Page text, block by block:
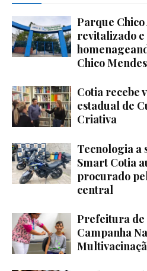
Parque
revitalizado
Chico Mendes
Cotia recebe
estadual de
Criativa
Tecnologia a
Smart Cotia
procurado
central
Prefeitura
Campanha